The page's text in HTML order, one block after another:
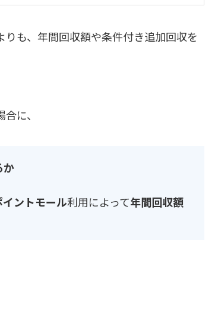
も、年間回収額や条件付き追加回収を
に、
か
ントモール利用によって年間回収額